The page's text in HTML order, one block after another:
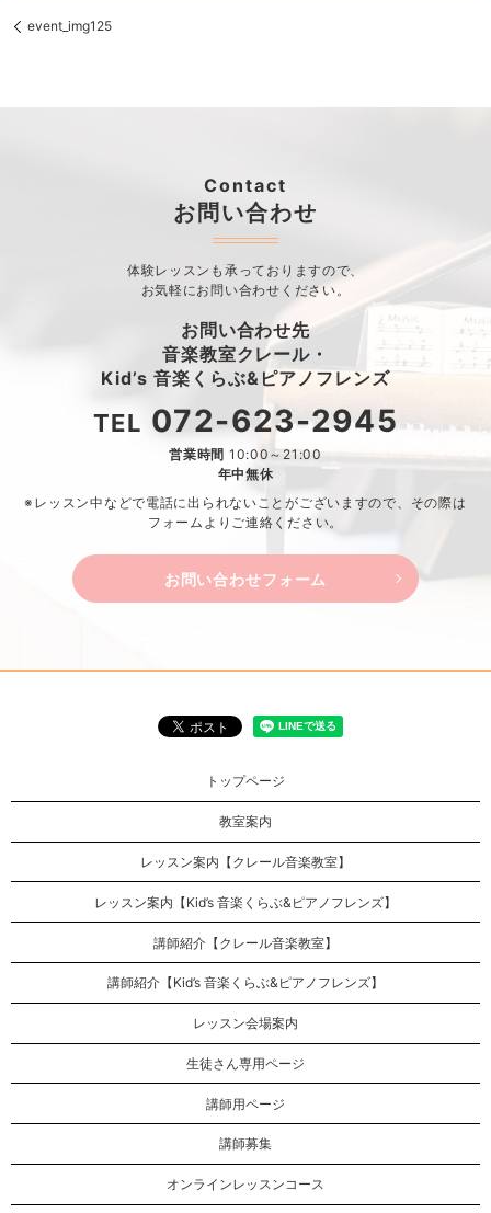
event_img125
Contact
お問い合わせ
体験レッスンも承っておりますので、
お気軽にお問い合わせください。
お問い合わせ先
音楽教室クレール・
Kid’s 音楽くらぶ&ピアノフレンズ
TEL 072-623-2945
営業時間 10:00～21:00
年中無休
※レッスン中などで電話に出られないことがございますので、 その際は
フォームよりご連絡ください。
お問い合わせフォーム
トップページ
教室案内
レッスン案内【クレール音楽教室】
レッスン案内【Kid’s 音楽くらぶ&ピアノフレンズ】
講師紹介【クレール音楽教室】
講師紹介【Kid’s 音楽くらぶ&ピアノフレンズ】
レッスン会場案内
生徒さん専用ページ
講師用ページ
講師募集
オンラインレッスンコース